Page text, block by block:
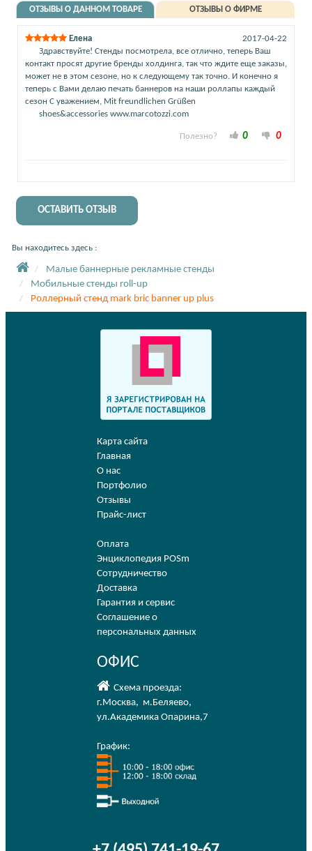
ОТЗЫВЫ О ДАННОМ ТОВАРЕ ОТЗЫВЫ О ФИРМЕ
Елена
2017-04-22
Здравствуйте! Стенды посмотрела, все отлично, теперь Ваш
контакт просят другие бренды холдинга, так что ждите еще заказы,
может не в этом сезоне, но к следующему так точно. И конечно я
теперь с Вами делаю печать баннеров на наши роллапы каждый
сезон С уважением, Mit freundlichen Grüßen
shoes&accessories www.marcotozzi.com
Полезно? 0 0
ОСТАВИТЬ ОТЗЫВ
Вы находитесь здесь :
Малые баннерные рекламные стенды
Мобильные стенды roll-up
Роллерный стенд mark bric banner up plus
Карта сайта
Главная
О нас
Портфолио
Отзывы
Прайс-лист
Оплата
Энциклопедия POSm
Сотрудничество
Доставка
Гарантия и сервис
Соглашение о
персональных данных
ОФИС
Схема проезда:
г.Москва, м.Беляево,
ул.Академика Опарина,7
График: